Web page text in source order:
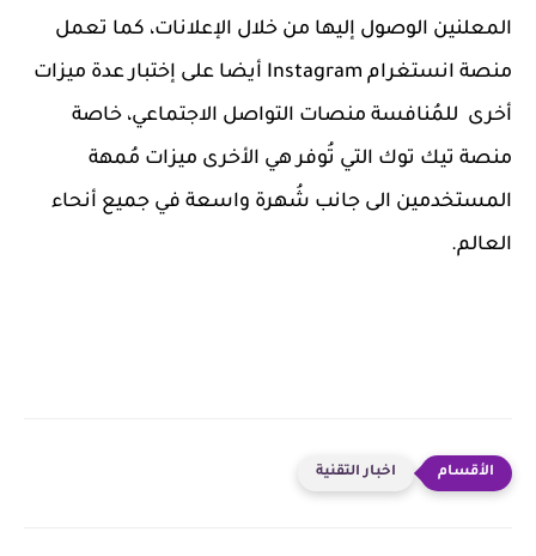
المعلنين الوصول إليها من خلال الإعلانات، كما تعمل
منصة انستغرام Instagram أيضا على إختبار عدة ميزات
أخرى للمُنافسة منصات التواصل الاجتماعي، خاصة
منصة تيك توك التي تُوفر هي الأخرى ميزات مُمهة
المستخدمين الى جانب شُهرة واسعة في جميع أنحاء
العالم.
اخبار التقنية